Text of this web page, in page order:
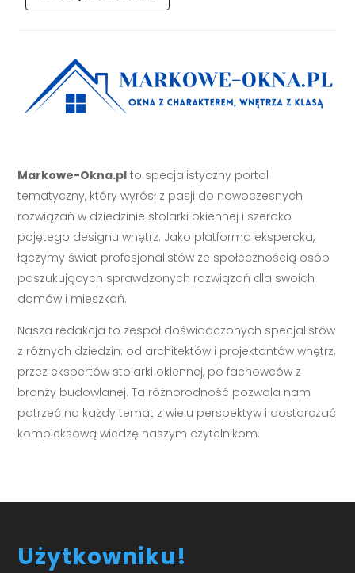
Markowe-Okna.pl to specjalistyczny portal
tematyczny, który wyrósł z pasji do nowoczesnych
rozwiązań w dziedzinie stolarki okiennej i szeroko
pojętego designu wnętrz. Jako platforma ekspercka,
łączymy świat profesjonalistów ze społecznością osób
poszukujących sprawdzonych rozwiązań dla swoich
domów i mieszkań.
Nasza redakcja to zespół doświadczonych specjalistów
z różnych dziedzin: od architektów i projektantów wnętrz,
przez ekspertów stolarki okiennej, po fachowców z
branży budowlanej. Ta różnorodność pozwala nam
patrzeć na każdy temat z wielu perspektyw i dostarczać
kompleksową wiedzę naszym czytelnikom.
Użytkowniku!